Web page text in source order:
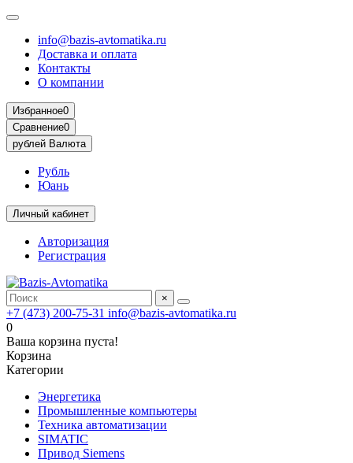
info@bazis-avtomatika.ru
Доставка и оплата
Контакты
О компании
Избранное0
Сравнение0
рублей Валюта
Рубль
Юань
Личный кабинет
Авторизация
Регистрация
×
+7 (473) 200-75-31 info@bazis-avtomatika.ru
0
Ваша корзина пуста!
Корзина
Категории
Энергетика
Промышленные компьютеры
Техника автоматизации
SIMATIC
Привод Siemens